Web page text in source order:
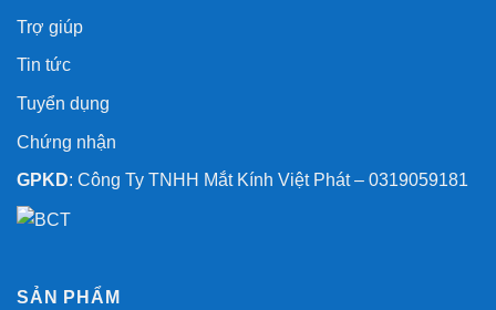
Trợ giúp
Tin tức
Tuyển dụng
Chứng nhận
GPKD: Công Ty TNHH Mắt Kính Việt Phát – 0319059181
SẢN PHẨM